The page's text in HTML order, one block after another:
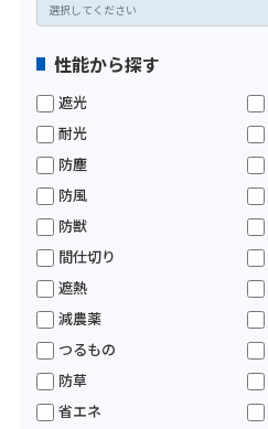
性能から探す
遮光
耐光
防塵
防風
防獣
間仕切り
遮熱
減農薬
つるもの
防草
省エネ